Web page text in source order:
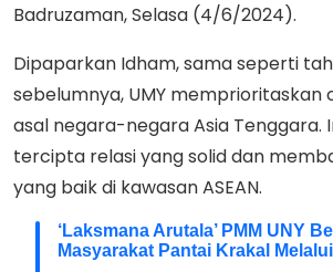
Badruzaman, Selasa (4/6/2024).
Dipaparkan Idham, sama seperti
sebelumnya, UMY memprioritaskan
asal negara-negara Asia Tenggara.
tercipta relasi yang solid dan
yang baik di kawasan ASEAN.
‘Laksmana Arutala’ PMM UNY
Masyarakat Pantai Krakal